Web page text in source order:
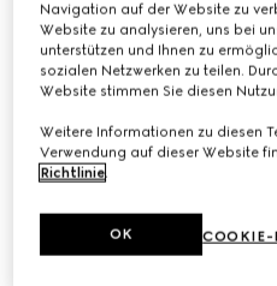
Navigation auf der Website zu
Website zu analysieren, uns bei
unterstützen und Ihnen zu
sozialen Netzwerken zu teilen.
Website stimmen Sie diesen
Weitere Informationen zu diesen
Verwendung auf dieser Website
Richtlinie.
COOKIE-
OK